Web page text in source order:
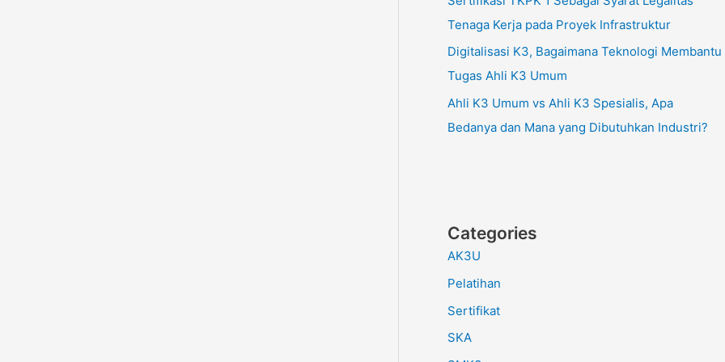
Tenaga Kerja pada Proyek Infrastruktur
Digitalisasi K3, Bagaimana Teknologi Membantu
Tugas Ahli K3 Umum
Ahli K3 Umum vs Ahli K3 Spesialis, Apa
Bedanya dan Mana yang Dibutuhkan Industri?
Categories
AK3U
Pelatihan
Sertifikat
SKA